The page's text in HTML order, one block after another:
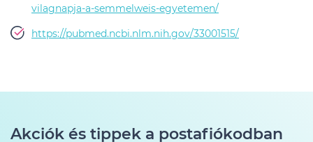
vilagnapja-a-semmelweis-egyetemen/
https://pubmed.ncbi.nlm.nih.gov/33001515/
Akciók és tippek a postafiókodban